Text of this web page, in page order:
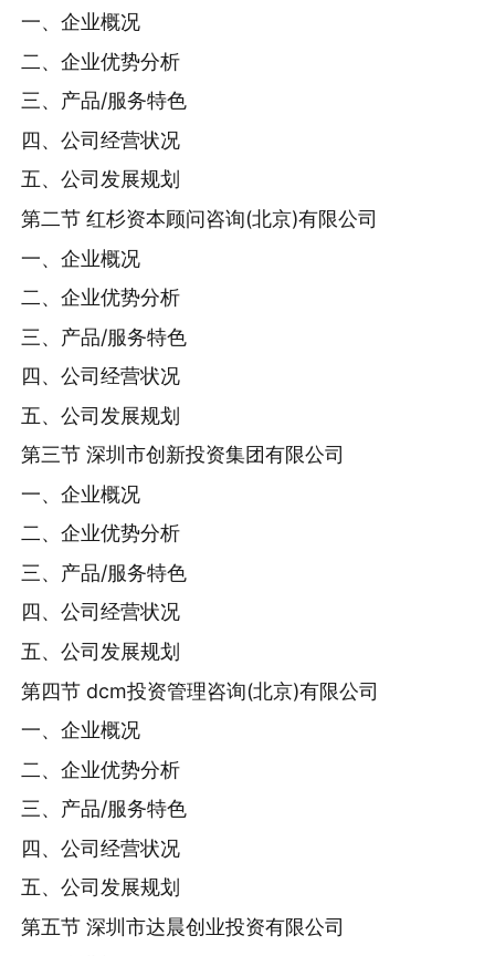
一、企业概况
二、企业优势分析
三、产品/服务特色
四、公司经营状况
五、公司发展规划
第二节 红杉资本顾问咨询(北京)有限公司
一、企业概况
二、企业优势分析
三、产品/服务特色
四、公司经营状况
五、公司发展规划
第三节 深圳市创新投资集团有限公司
一、企业概况
二、企业优势分析
三、产品/服务特色
四、公司经营状况
五、公司发展规划
第四节 dcm投资管理咨询(北京)有限公司
一、企业概况
二、企业优势分析
三、产品/服务特色
四、公司经营状况
五、公司发展规划
第五节 深圳市达晨创业投资有限公司